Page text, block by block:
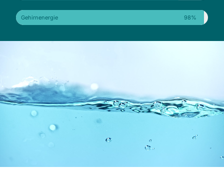
Gehirnenergie 98%